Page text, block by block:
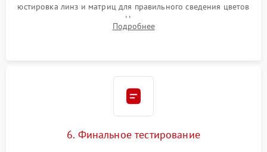
юстировка линз и матриц для правильного сведения цветов
и устранения размытия. Надежное подключение всех
шлейфов, установка датчиков и закрытие корпуса
Подробнее
6. Финальное тестирование